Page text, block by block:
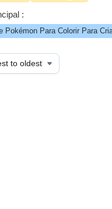
:
Pokémon Para Colorir Para